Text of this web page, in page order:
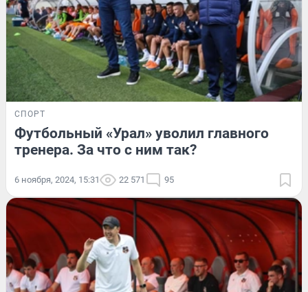
СПОРТ
Футбольный «Урал» уволил главного
тренера. За что с ним так?
6 ноября, 2024, 15:31 22 571 95